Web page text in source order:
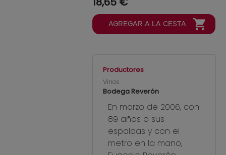
Productores
Vinos
Bodega Reverón
En marzo de 2006, con
89 años a sus
espaldas y con el
metro en la mano,